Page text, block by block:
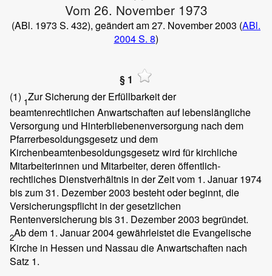
Vom 26. November 1973
(ABl. 1973 S. 432), geändert am 27. November 2003 (ABl.
2004 S. 8)
§ 1
(1) 1Zur Sicherung der Erfüllbarkeit der
beamtenrechtlichen Anwartschaften auf lebenslängliche
Versorgung und Hinterbliebenenversorgung nach dem
Pfarrerbesoldungsgesetz und dem
Kirchenbeamtenbesoldungsgesetz wird für kirchliche
Mitarbeiterinnen und Mitarbeiter, deren öffentlich-
rechtliches Dienstverhältnis in der Zeit vom 1. Januar 1974
bis zum 31. Dezember 2003 besteht oder beginnt, die
Versicherungspflicht in der gesetzlichen
Rentenversicherung bis 31. Dezember 2003 begründet.
2Ab dem 1. Januar 2004 gewährleistet die Evangelische
Kirche in Hessen und Nassau die Anwartschaften nach
Satz 1.